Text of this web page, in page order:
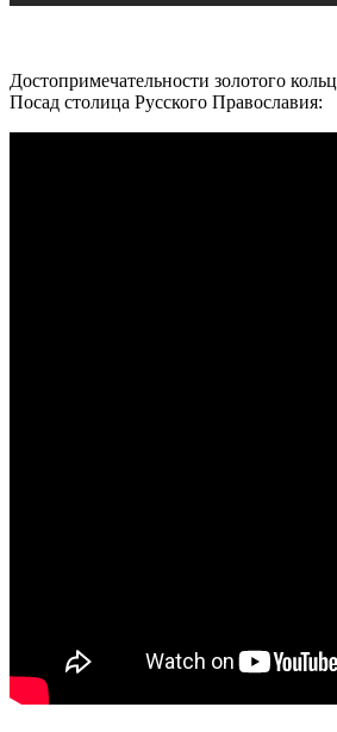
Достопримечательности золотого
Посад столица Русского Православия: